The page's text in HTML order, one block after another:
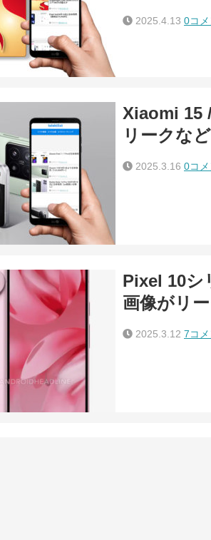
2025.4.13 0コメ
Xiaomi 15
リークな
2025.3.16 0コメ
Pixel 10シ
画像がリ
2025.3.12 7コメ